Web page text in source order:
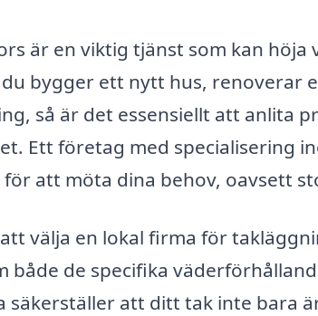
är en viktig tjänst som kan höja
bygger ett nytt hus, renoverar
så är det essensiellt att anlita
Ett företag med specialisering
att möta dina behov, oavsett
välja en lokal firma för
både de specifika
säkerställer att ditt tak inte bara